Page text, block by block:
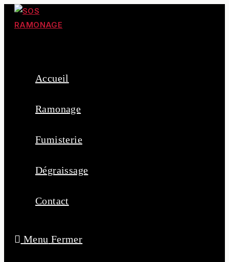
Accueil
Ramonage
Fumisterie
Dégraissage
Contact
Menu Fermer